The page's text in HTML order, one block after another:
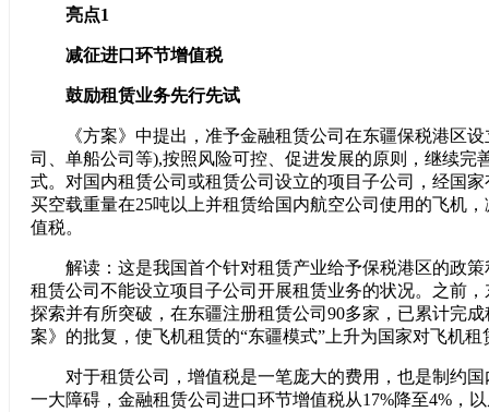
亮点1
减征进口环节增值税
鼓励租赁业务先行先试
《方案》中提出，准予金融租赁公司在东疆保税港区设
司、单船公司等),按照风险可控、促进发展的原则，继续完
式。对国内租赁公司或租赁公司设立的项目子公司，经国
买空载重量在25吨以上并租赁给国内航空公司使用的飞机
值税。
解读：这是我国首个针对租赁产业给予保税港区的政策
租赁公司不能设立项目子公司开展租赁业务的状况。之前
探索并有所突破，在东疆注册租赁公司90多家，已累计完
案》的批复，使飞机租赁的“东疆模式”上升为国家对飞机
对于租赁公司，增值税是一笔庞大的费用，也是制约国
一大障碍，金融租赁公司进口环节增值税从17%降至4%，